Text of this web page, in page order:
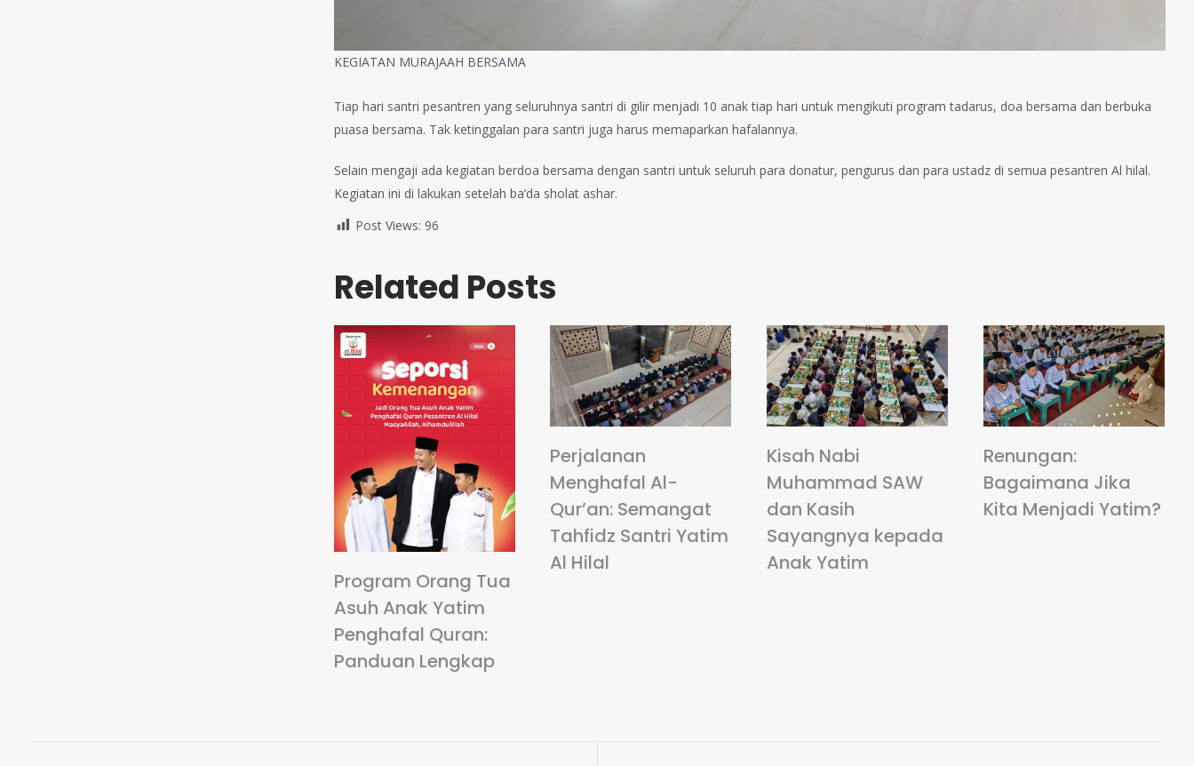
KEGIATAN MURAJAAH BERSAMA
Tiap hari santri pesantren yang seluruhnya santri di gilir menjadi 10 anak tiap hari untuk mengikuti program tadarus, doa bersama dan berbuka
puasa bersama. Tak ketinggalan para santri juga harus memaparkan hafalannya.
Selain mengaji ada kegiatan berdoa bersama dengan santri untuk seluruh para donatur, pengurus dan para ustadz di semua pesantren Al hilal.
Kegiatan ini di lakukan setelah ba’da sholat ashar.
Post Views: 96
Related Posts
Program Orang Tua
Asuh Anak Yatim
Penghafal Quran:
Panduan Lengkap
Perjalanan
Menghafal Al-
Qur’an: Semangat
Tahfidz Santri Yatim
Al Hilal
Kisah Nabi
Muhammad SAW
dan Kasih
Sayangnya kepada
Anak Yatim
Renungan:
Bagaimana Jika
Kita Menjadi Yatim?